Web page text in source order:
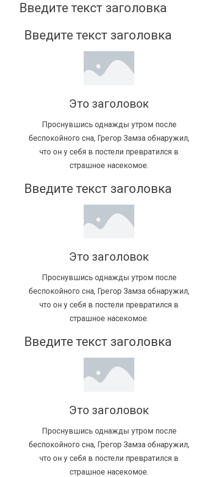
Введите текст заголовка
Введите текст заголовка
Это заголовок
Проснувшись однажды утром после
беспокойного сна, Грегор Замза обнаружил,
что он у себя в постели превратился в
страшное насекомое.
Введите текст заголовка
Это заголовок
Проснувшись однажды утром после
беспокойного сна, Грегор Замза обнаружил,
что он у себя в постели превратился в
страшное насекомое.
Введите текст заголовка
Это заголовок
Проснувшись однажды утром после
беспокойного сна, Грегор Замза обнаружил,
что он у себя в постели превратился в
страшное насекомое.